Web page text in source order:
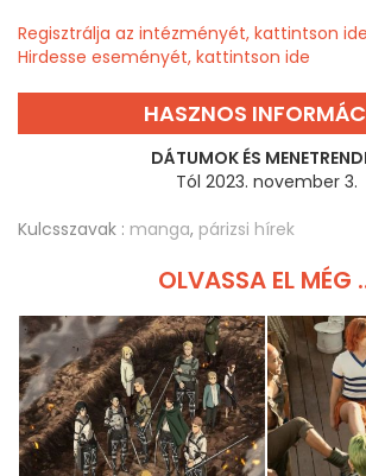
Regisztrálja az intézményét, kattintson ide
Hirdesse eseményét, kattintson ide
HASZNOS
DÁTUMOK ÉS
Tól 2023. november 3.
Kulcsszavak : manga, párizsi hírek
OLVASSA EL MÉG